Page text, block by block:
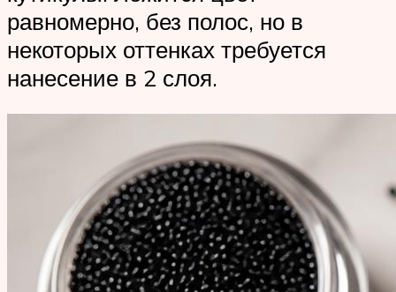
равномерно, без полос, но в
некоторых оттенках требуется
нанесение в 2 слоя.